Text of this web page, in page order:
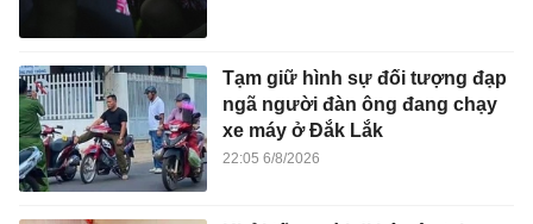
Tạm giữ hình sự đối tượng đạp
ngã người đàn ông đang chạy
xe máy ở Đắk Lắk
22:05 6/8/2026